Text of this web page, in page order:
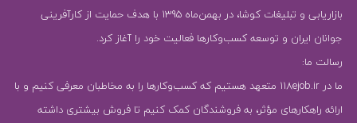
بازاریابی و تبلیغات کوشا، در بهمن‌ماه 1395 با هدف حمایت از کارآفرینی
جوانان ایران و توسعه کسب‌وکارها فعالیت خود را آغاز کرد.
رسالت ما:
ما در 118ejob.ir متعهد هستیم که کسب‌وکارها را به مخاطبان معرفی کنیم و با
ارائه راهکارهای مؤثر، به فروشندگان کمک کنیم تا فروش بیشتری داشته